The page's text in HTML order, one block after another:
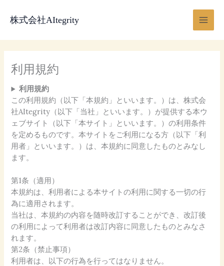
ス
キ
株式会社AItegrity
Main
利用規約
利用規約
この利用規約（以下「本規約」といいます。）は、株式会
社AItegrity（以下「当社」といいます。）が提供する本ウ
ェブサイト（以下「本サイト」といいます。）の利用条件
を定めるものです。本サイトをご利用になる方（以下「利
用者」といいます。）は、本規約に同意したものとみなし
ます。
第1条（適用）
本規約は、利用者による本サイトの利用に関する一切の行
為に適用されます。
当社は、本規約の内容を随時改訂することができ、改訂後
の利用によって利用者は改訂内容に同意したものとみなさ
れます。
第2条（禁止事項）
利用者は、以下の行為を行ってはなりません。